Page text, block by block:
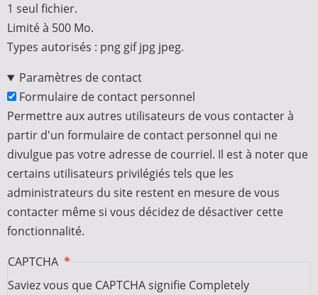
1 seul fichier.
Limité à 500 Mo.
Types autorisés : png gif jpg jpeg.
Paramètres de contact
Formulaire de contact personnel
Permettre aux autres utilisateurs de vous contacter à
partir d'un formulaire de contact personnel qui ne
divulgue pas votre adresse de courriel. Il est à noter que
certains utilisateurs privilégiés tels que les
administrateurs du site restent en mesure de vous
contacter même si vous décidez de désactiver cette
fonctionnalité.
CAPTCHA
Saviez vous que CAPTCHA signifie Completely